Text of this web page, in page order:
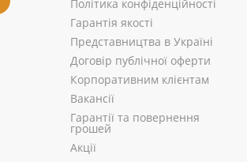
Політика конфіденційності
Гарантія якості
Представництва в Україні
Договір публічної оферти
Корпоративним клієнтам
Вакансії
Гарантії та повернення
грошей
Акції